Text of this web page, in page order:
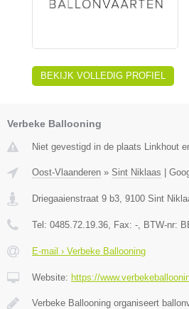
BEKIJK VOLLEDIG PROFIEL
Verbeke Ballooning
Niet gevestigd in de plaats Linkhout
Oost-Vlaanderen » Sint Niklaas |
Driegaaienstraat 9 b3 9100 Sint
Tel: 0485.72.19.36 , Fax: - , BTW-nr:
E-mail › Verbeke Ballooning
Website: https://
Verbeke Ballooning organiseert